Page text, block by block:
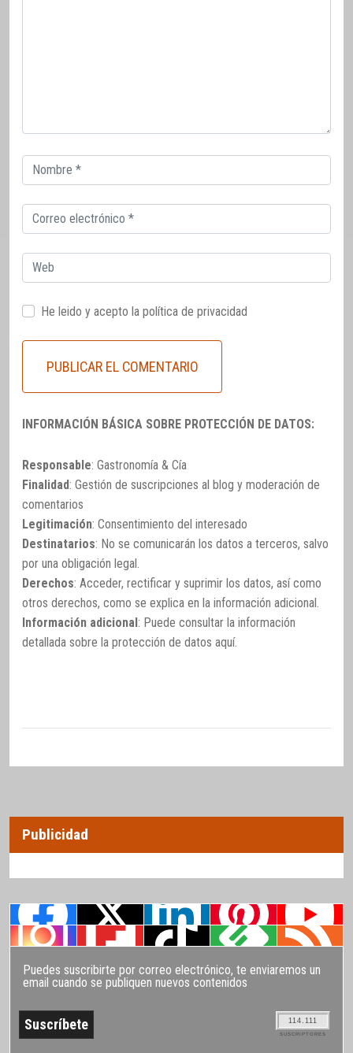
Correo
electrónico
Correo
electrónico
Web
He leido y acepto la política de privacidad
INFORMACIÓN BÁSICA SOBRE PROTECCIÓN DE DATOS:
Responsable: Gastronomía & Cía
Finalidad: Gestión de suscripciones al blog y moderación de
comentarios
Legitimación: Consentimiento del interesado
Destinatarios: No se comunicarán los datos a terceros, salvo
por una obligación legal.
Derechos: Acceder, rectificar y suprimir los datos, así como
otros derechos, como se explica en la información adicional.
Información adicional: Puede consultar la información
detallada sobre la protección de datos aquí.
Publicidad
Puedes suscribirte por correo electrónico, te enviaremos un
email cuando se publiquen nuevos contenidos
114.111
SUSCRIPTORES